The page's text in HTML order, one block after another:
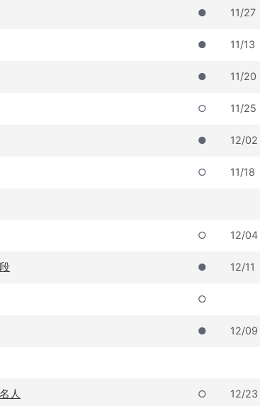
● 11/27
● 11/13
● 11/20
○ 11/25
● 12/02
○ 11/18
○ 12/04
● 12/11
○
● 12/09
人 ○ 12/23